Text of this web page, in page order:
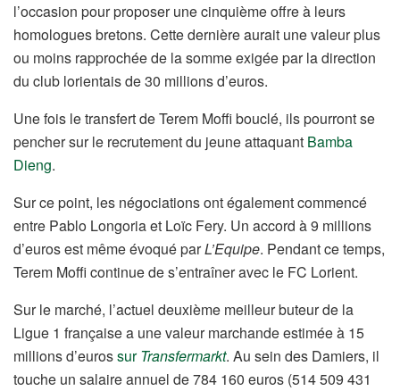
l’occasion pour proposer une cinquième offre à leurs
homologues bretons. Cette dernière aurait une valeur plus
ou moins rapprochée de la somme exigée par la direction
du club lorientais de 30 millions d’euros.
Une fois le transfert de Terem Moffi bouclé, ils pourront se
pencher sur le recrutement du jeune attaquant Bamba
Dieng.
Sur ce point, les négociations ont également commencé
entre Pablo Longoria et Loïc Fery. Un accord à 9 millions
d’euros est même évoqué parL’Equipe. Pendant ce temps,
Terem Moffi continue de s’entraîner avec le FC Lorient.
Sur le marché, l’actuel deuxième meilleur buteur de la
Ligue 1 française a une valeur marchande estimée à 15
millions d’eurossurTransfermarkt. Au sein des Damiers, il
touche un salaire annuel de 784 160 euros (514 509 431